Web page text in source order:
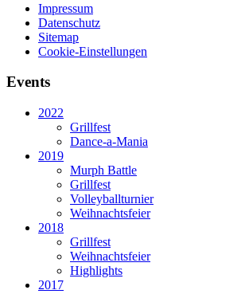
Impressum
Datenschutz
Sitemap
Cookie-Einstellungen
Events
2022
Grillfest
Dance-a-Mania
2019
Murph Battle
Grillfest
Volleyballturnier
Weihnachtsfeier
2018
Grillfest
Weihnachtsfeier
Highlights
2017